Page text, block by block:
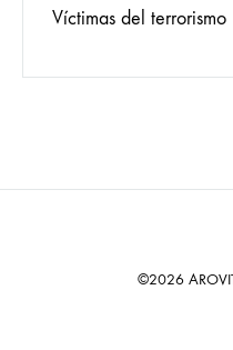
Víctimas del terrorismo
©2026